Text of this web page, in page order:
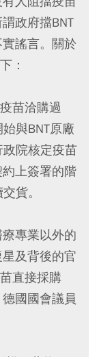
政府擋BNT
謠言。關於
：
苗洽購過
與BNT原廠
院核定疫苗
上簽署的階
貨。
專業以外的
及背後的官
直接採購
國國會議員